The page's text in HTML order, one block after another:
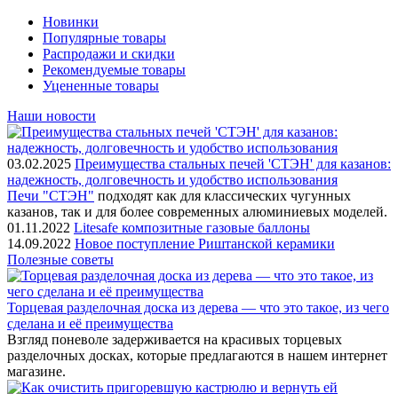
Новинки
Популярные товары
Распродажи и скидки
Рекомендуемые товары
Уцененные товары
Наши новости
03.02.2025 Преимущества стальных печей 'СТЭН' для казанов:
надежность, долговечность и удобство использования
Печи "СТЭН" подходят как для классических чугунных
казанов, так и для более современных алюминиевых моделей.
01.11.2022 Litesafe композитные газовые баллоны
14.09.2022 Новое поступление Риштанской керамики
Полезные советы
Торцевая разделочная доска из дерева — что это такое, из чего
сделана и её преимущества
Взгляд поневоле задерживается на красивых торцевых
разделочных досках, которые предлагаются в нашем интернет
магазине.